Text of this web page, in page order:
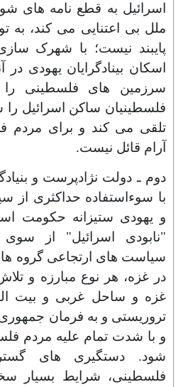
اسرائیل به قطع نامه های
ملل بی اعتنایی می کند، به
پایبند نیست؛ با شهرک
اسکان بینادگرایان یهودی
سرزمین های فلسطینی
فلسطینیان ساکن اسرائیل را
تلقی می کند و برای مردم
آرام قائل نیست.
دوم ـ دولت نژادپرست و
با سوءاستفاده حداکثری از
و یهودی ستیزانه حکومت
"نابودی اسرائیل" از
سیاست های ارتجاعی گروه
در غزه، هر نوع مبارزه و
غزه و ساحل غربی و بیت
تروریستی و به فرمان
و با شدت تمام علیه مردم
شود. دستگیری های
فلسطینی، شرایط بسیار